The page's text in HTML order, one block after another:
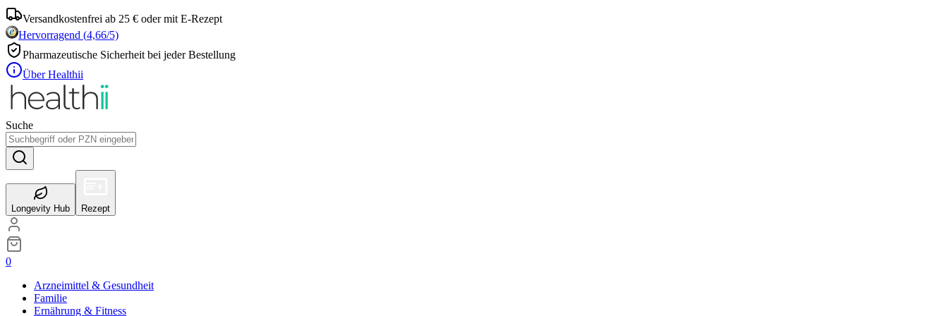
Versandkostenfrei ab 25 € oder mit E-Rezept
Hervorragend (4,66/5)
Pharmazeutische Sicherheit bei jeder Bestellung
Über Healthii
Suche
Longevity Hub Rezept
0
Arzneimittel & Gesundheit
Familie
Ernährung & Fitness